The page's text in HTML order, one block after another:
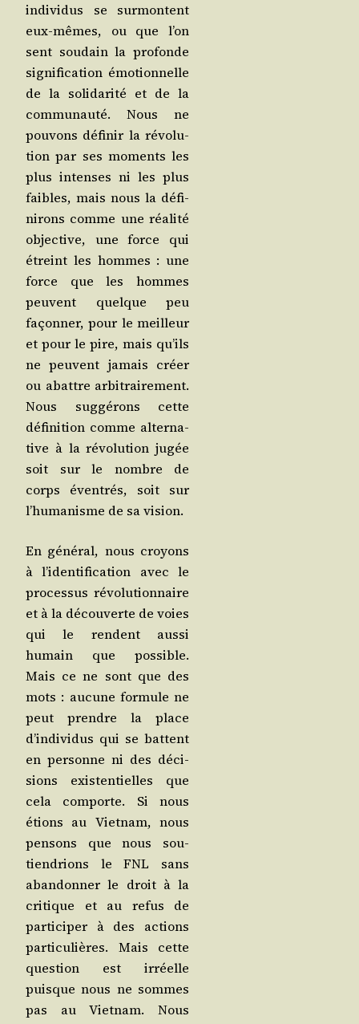
indi­vi­dus se sur­montent
eux-mêmes, ou que l’on
sent sou­dain la pro­fonde
signi­fi­ca­tion émo­tion­nelle
de la soli­da­ri­té et de la
com­mu­nau­té. Nous ne
pou­vons défi­nir la révo­lu­
tion par ses moments les
plus intenses ni les plus
faibles, mais nous la défi­
ni­rons comme une réa­li­té
objec­tive, une force qui
étreint les hommes : une
force que les hommes
peuvent quelque peu
façon­ner, pour le meilleur
et pour le pire, mais qu’ils
ne peuvent jamais créer
ou abattre arbi­trai­re­ment.
Nous sug­gé­rons cette
défi­ni­tion comme alter­na­
tive à la révo­lu­tion jugée
soit sur le nombre de
corps éven­trés, soit sur
l’humanisme de sa vision.
En géné­ral, nous croyons
à l’identification avec le
pro­ces­sus révo­lu­tion­naire
et à la décou­verte de voies
qui le rendent aus­si
humain que pos­sible.
Mais ce ne sont que des
mots : aucune for­mule ne
peut prendre la place
d’individus qui se battent
en per­sonne ni des déci­
sions exis­ten­tielles que
cela com­porte. Si nous
étions au Viet­nam, nous
pen­sons que nous sou­
tien­drions le FNL sans
aban­don­ner le droit à la
cri­tique et au refus de
par­ti­ci­per à des actions
par­ti­cu­lières. Mais cette
ques­tion est irréelle
puisque nous ne sommes
pas au Viet­nam. Nous